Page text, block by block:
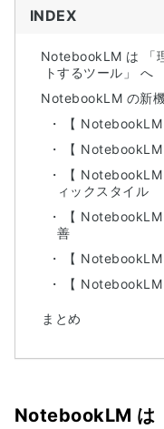
INDEX
NotebookLM は 「
トするツール」 へ
NotebookLM の新
【
【
【
ィックスタイル
【
善
【
【
まとめ
NotebookLM は